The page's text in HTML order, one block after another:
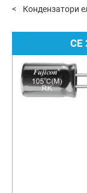
Кондензатори
CE